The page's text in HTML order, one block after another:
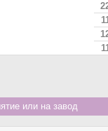
или на завод